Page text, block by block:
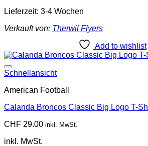
Lieferzeit: 3-4 Wochen
Verkauft von: Therwil Flyers
Add to wishlist
Schnellansicht
American Football
Calanda Broncos Classic Big Logo T-
CHF 29.00 inkl. MwSt.
inkl. MwSt.